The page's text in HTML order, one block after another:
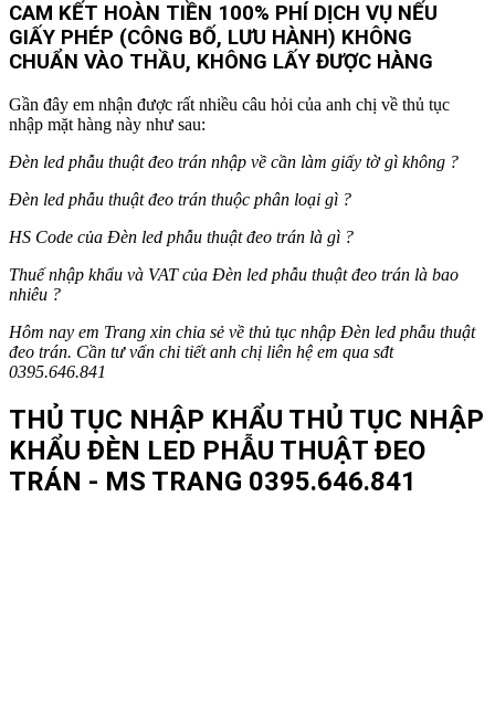
CAM KẾT HOÀN TIỀN 100% PHÍ DỊCH VỤ NẾU
GIẤY PHÉP (CÔNG BỐ, LƯU HÀNH) KHÔNG
CHUẨN VÀO THẦU, KHÔNG LẤY ĐƯỢC HÀNG
Gần đây em nhận được rất nhiều câu hỏi của anh chị về thủ tục
nhập mặt hàng này như sau:
Đèn led phẫu thuật đeo trán nhập về cần làm giấy tờ gì không ?
Đèn led phẫu thuật đeo trán thuộc phân loại gì ?
HS Code của Đèn led phẫu thuật đeo trán là gì ?
Thuế nhập khẩu và VAT của Đèn led phẫu thuật đeo trán là bao
nhiêu ?
Hôm nay em Trang xin chia sẻ về thủ tục nhập Đèn led phẫu thuật
đeo trán. Cần tư vấn chi tiết anh chị liên hệ em qua sđt
0395.646.841
THỦ TỤC NHẬP KHẨU THỦ TỤC NHẬP
KHẨU ĐÈN LED PHẪU THUẬT ĐEO
TRÁN - MS TRANG 0395.646.841